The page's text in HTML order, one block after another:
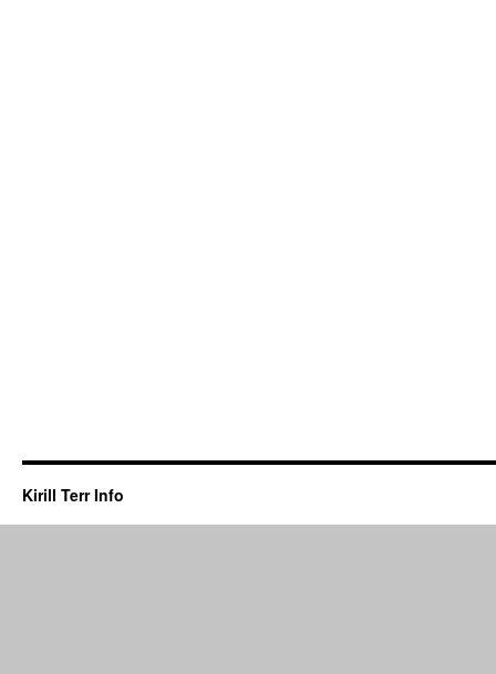
Kirill Terr Info